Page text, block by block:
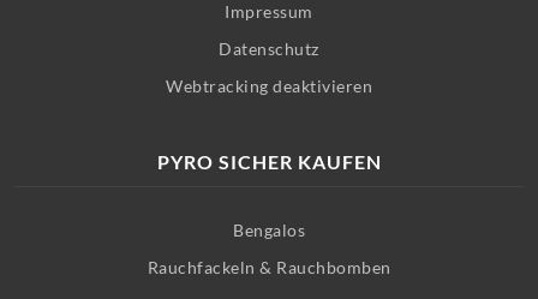
Impressum
Datenschutz
Webtracking deaktivieren
PYRO SICHER KAUFEN
Bengalos
Rauchfackeln & Rauchbomben